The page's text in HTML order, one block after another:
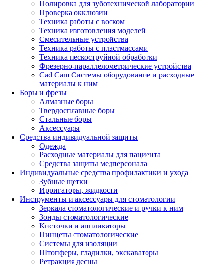
Полировка для зуботехнической лаборатории
Проверка окклюзии
Техника работы с воском
Техника изготовления моделей
Смесительные устройства
Техника работы с пластмассами
Техника пескоструйной обработки
Фрезерно-параллелометрические устройства
Cad Cam Системы оборудование и расходные
материалы к ним
Боры и фрезы
Алмазные боры
Твердосплавные боры
Стальные боры
Аксессуары
Средства индивидуальной защиты
Одежда
Расходные материалы для пациента
Средства защиты медперсонала
Индивидуальные средства профилактики и ухода
Зубные щетки
Ирригаторы, жидкости
Инструменты и аксессуары для стоматологии
Зеркала стоматологические и ручки к ним
Зонды стоматологические
Кисточки и аппликаторы
Пинцеты стоматологические
Системы для изоляции
Штопферы, гладилки, экскаваторы
Ретракция десны